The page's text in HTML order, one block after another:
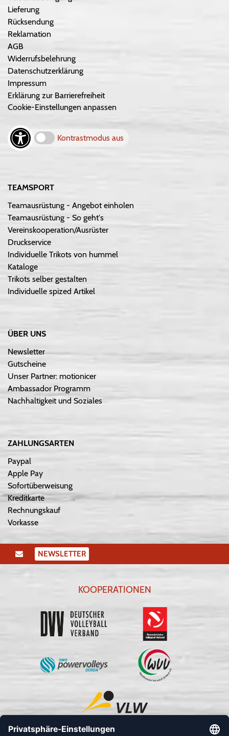
Lieferung
Rücksendung
Reklamation
AGB
Widerrufsbelehrung
Datenschutzerklärung
Impressum
Erklärung zur Barrierefreiheit
Cookie-Einstellungen anpassen
Kontrastmodus aus
TEAMSPORT
Teamausrüstung - Angebot einholen
Teamausrüstung - So geht's
Vereinskooperation/Ausrüster
Druckservice
Individuelle Trikots von hummel
Kataloge
Trikots selber gestalten
Individuelle spized Artikel
ÜBER UNS
Newsletter
Gutscheine
Unser Partner: motionicer
Ambassador Programm
Nachhaltigkeit und Soziales
ZAHLUNGSARTEN
Paypal
Apple Pay
Sofortüberweisung
Kreditkarte
Rechnungskauf
Vorkasse
NEWSLETTER
KOOPERATIONEN